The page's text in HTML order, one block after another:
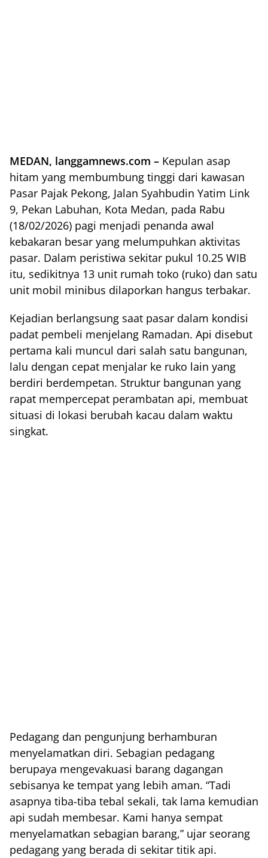
MEDAN, langgamnews.com – Kepulan asap
hitam yang membumbung tinggi dari kawasan
Pasar Pajak Pekong, Jalan Syahbudin Yatim Link
9, Pekan Labuhan, Kota Medan, pada Rabu
(18/02/2026) pagi menjadi penanda awal
kebakaran besar yang melumpuhkan aktivitas
pasar. Dalam peristiwa sekitar pukul 10.25 WIB
itu, sedikitnya 13 unit rumah toko (ruko) dan satu
unit mobil minibus dilaporkan hangus terbakar.
Kejadian berlangsung saat pasar dalam kondisi
padat pembeli menjelang Ramadan. Api disebut
pertama kali muncul dari salah satu bangunan,
lalu dengan cepat menjalar ke ruko lain yang
berdiri berdempetan. Struktur bangunan yang
rapat mempercepat perambatan api, membuat
situasi di lokasi berubah kacau dalam waktu
singkat.
Pedagang dan pengunjung berhamburan
menyelamatkan diri. Sebagian pedagang
berupaya mengevakuasi barang dagangan
sebisanya ke tempat yang lebih aman. “Tadi
asapnya tiba-tiba tebal sekali, tak lama kemudian
api sudah membesar. Kami hanya sempat
menyelamatkan sebagian barang,” ujar seorang
pedagang yang berada di sekitar titik api.